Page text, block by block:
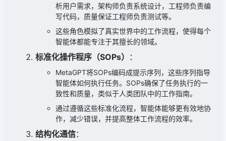
析用户需求，架构师负责系统设计，工程师负责编
写代码，质量保证工程师负责测试等。
这些角色模拟了真实世界中的工作流程，使得每个
智能体都能专注于其擅长的领域。
标准化操作程序（SOPs） ：
MetaGPT将SOPs编码成提示序列，这些序列指导
智能体如何执行任务。SOPs确保了任务执行的一
致性和质量，类似于人类团队中的工作指南。
通过遵循这些标准化流程，智能体能够更有效地协
作，减少错误，并提高整体工作流程的效率。
结构化通信：